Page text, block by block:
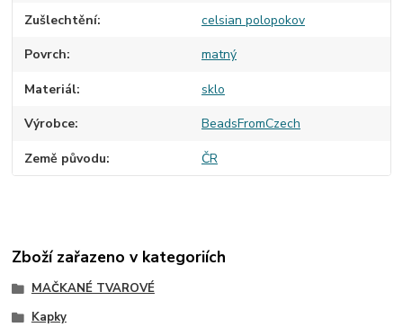
Zušlechtění celsian polopokov
Povrch matný
Materiál sklo
Výrobce BeadsFromCzech
Země původu ČR
Zboží zařazeno v kategoriích
MAČKANÉ TVAROVÉ
Kapky